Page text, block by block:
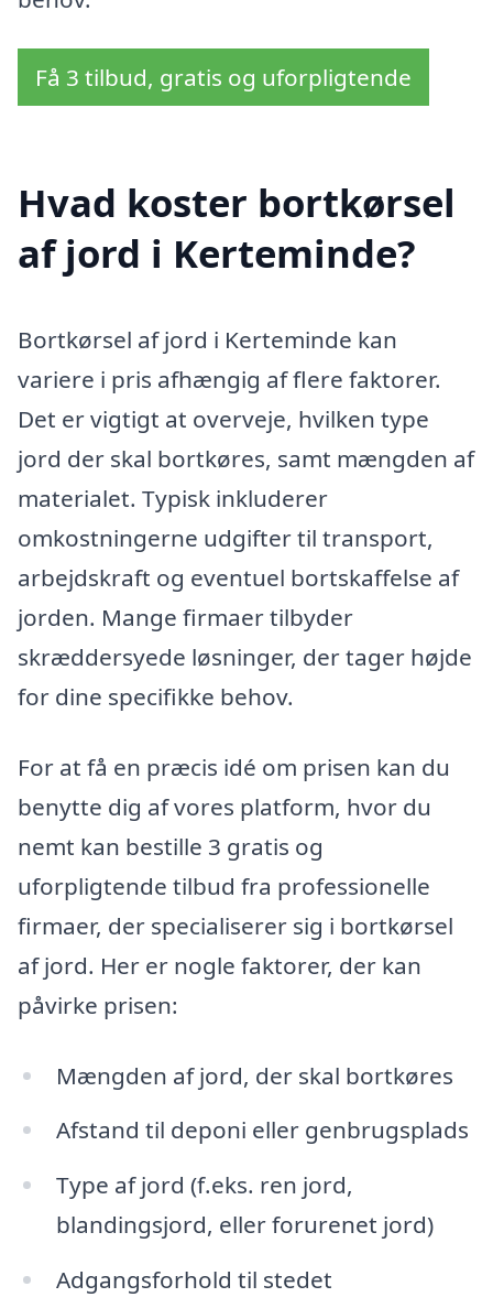
Få 3 tilbud, gratis og uforpligtende
Hvad koster bortkørsel
af jord i Kerteminde?
Bortkørsel af jord i Kerteminde kan
variere i pris afhængig af flere faktorer.
Det er vigtigt at overveje, hvilken type
jord der skal bortkøres, samt mængden af
materialet. Typisk inkluderer
omkostningerne udgifter til transport,
arbejdskraft og eventuel bortskaffelse af
jorden. Mange firmaer tilbyder
skræddersyede løsninger, der tager højde
for dine specifikke behov.
For at få en præcis idé om prisen kan du
benytte dig af vores platform, hvor du
nemt kan bestille 3 gratis og
uforpligtende tilbud fra professionelle
firmaer, der specialiserer sig i bortkørsel
af jord. Her er nogle faktorer, der kan
påvirke prisen:
Mængden af jord, der skal bortkøres
Afstand til deponi eller genbrugsplads
Type af jord (f.eks. ren jord,
blandingsjord, eller forurenet jord)
Adgangsforhold til stedet